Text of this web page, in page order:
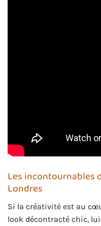
Les incontournables
Londres
Si la créativité est au
look décontracté chic,